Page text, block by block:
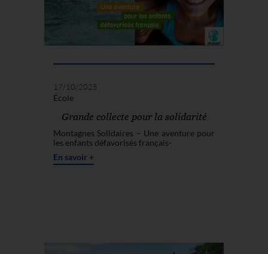
17/10/2025
École
Grande collecte pour la solidarité
Montagnes Solidaires – Une aventure pour
les enfants défavorisés français-
En savoir +